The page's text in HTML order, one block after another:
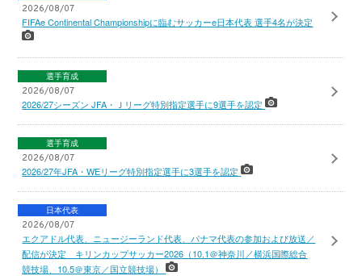
2026/08/07
FIFAe Continental Championshipに臨むサッカーe日本代表 選手4名が決定
選手育成
2026/08/07
2026/27シーズン JFA・Ｊリーグ特別指定選手に9選手を認定
選手育成
2026/08/07
2026/27年JFA・WEリーグ特別指定選手に3選手を認定
日本代表
2026/08/07
エクアドル代表、ニュージーランド代表、パナマ代表の参加および放送／
配信が決定 キリンカップサッカー2026（10.1＠神奈川／横浜国際総合
競技場、10.5＠東京／国立競技場）